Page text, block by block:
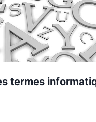
termes